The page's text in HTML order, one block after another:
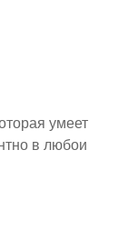
умеет
в любои